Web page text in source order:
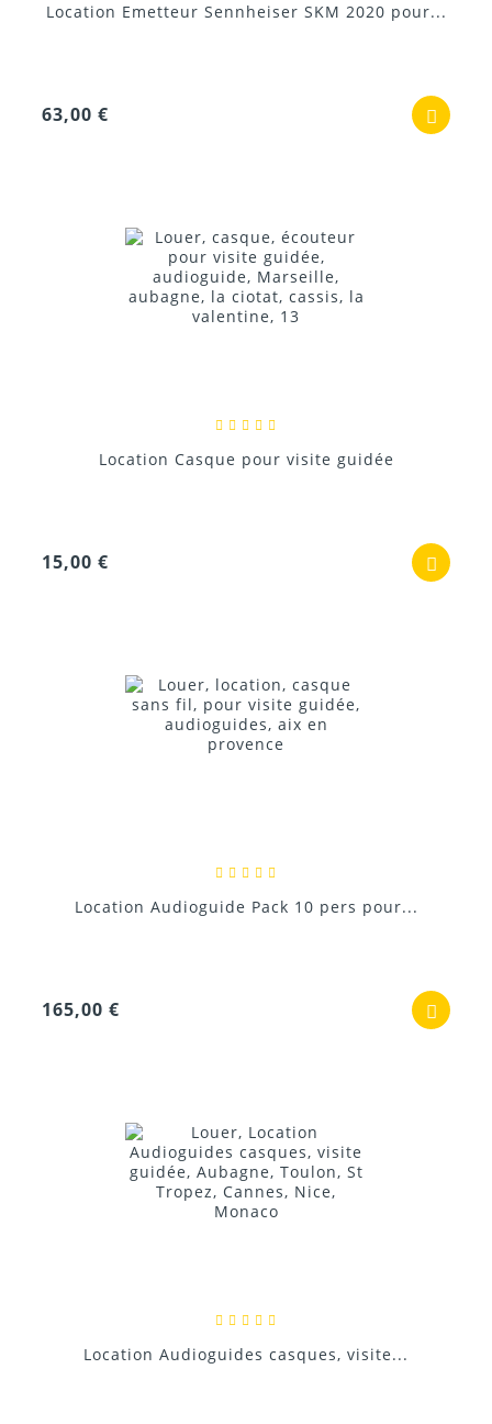
Location Emetteur Sennheiser SKM 2020 pour...
63,00 €
Location Casque pour visite guidée
15,00 €
Location Audioguide Pack 10 pers pour...
165,00 €
Location Audioguides casques, visite...